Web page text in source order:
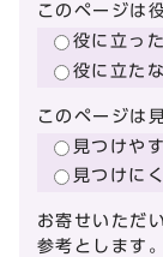
このページは
役に立った
役に立た
このページは
見つけや
見つけに
お寄せいただ
参考とします。